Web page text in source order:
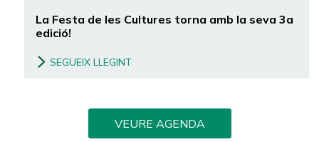
La Festa de les Cultures torna amb la seva 3a
edició!
SEGUEIX LLEGINT
VEURE AGENDA